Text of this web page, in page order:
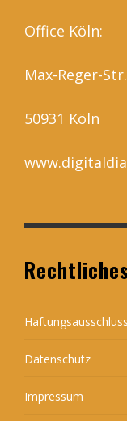
Office Köln:
Max-Reger-
50931 Köln
Rechtliches
Haftungsausschluss
Datenschutz
Impressum